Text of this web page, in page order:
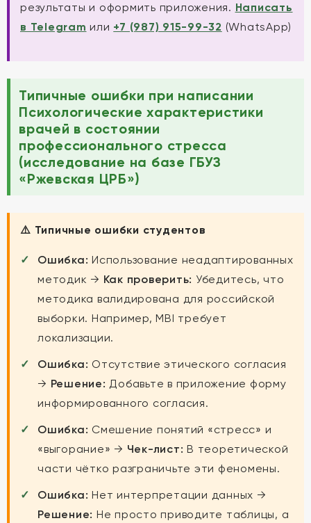
результаты и оформить приложения. Написать
в Telegram или +7 (987) 915-99-32 (WhatsApp)
Типичные ошибки при написании
Психологические характеристики
врачей в состоянии
профессионального стресса
(исследование на базе ГБУЗ
«Ржевская ЦРБ»)
⚠️ Типичные ошибки студентов
Ошибка: Использование неадаптированных
методик → Как проверить: Убедитесь, что
методика валидирована для российской
выборки. Например, MBI требует
локализации.
Ошибка: Отсутствие этического согласия
→ Решение: Добавьте в приложение форму
информированного согласия.
Ошибка: Смешение понятий «стресс» и
«выгорание» → Чек-лист: В теоретической
части чётко разграничьте эти феномены.
Ошибка: Нет интерпретации данных →
Решение: Не просто приводите таблицы, а